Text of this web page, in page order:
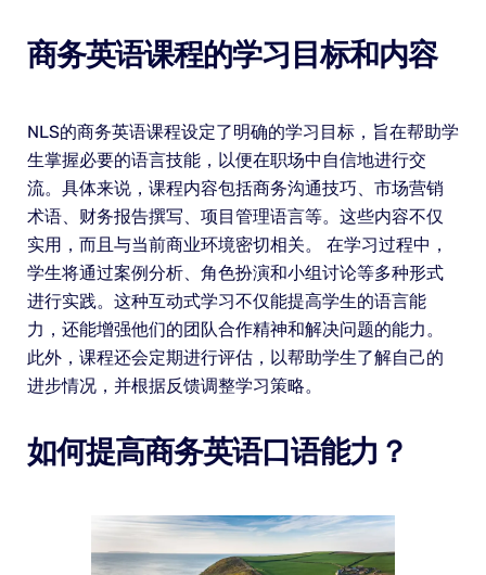
商务英语课程的学习目标和内容
NLS的商务英语课程设定了明确的学习目标，旨在帮助学
生掌握必要的语言技能，以便在职场中自信地进行交
流。具体来说，课程内容包括商务沟通技巧、市场营销
术语、财务报告撰写、项目管理语言等。这些内容不仅
实用，而且与当前商业环境密切相关。 在学习过程中，
学生将通过案例分析、角色扮演和小组讨论等多种形式
进行实践。这种互动式学习不仅能提高学生的语言能
力，还能增强他们的团队合作精神和解决问题的能力。
此外，课程还会定期进行评估，以帮助学生了解自己的
进步情况，并根据反馈调整学习策略。
如何提高商务英语口语能力？